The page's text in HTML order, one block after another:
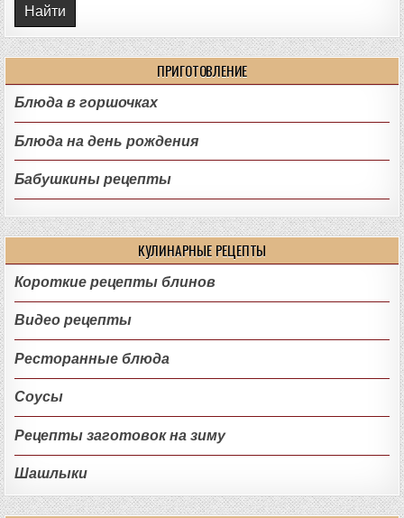
ПРИГОТОВЛЕНИЕ
Блюда в горшочках
Блюда на день рождения
Бабушкины рецепты
КУЛИНАРНЫЕ РЕЦЕПТЫ
Короткие рецепты блинов
Видео рецепты
Ресторанные блюда
Соусы
Рецепты заготовок на зиму
Шашлыки